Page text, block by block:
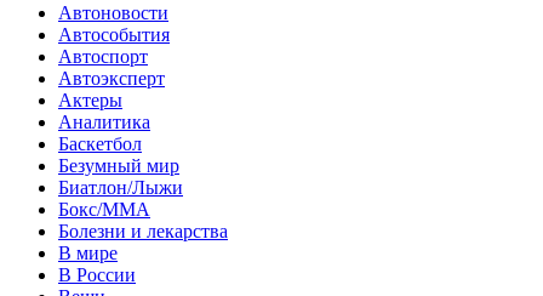
Автоновости
Автособытия
Автоспорт
Автоэксперт
Актеры
Аналитика
Баскетбол
Безумный мир
Биатлон/Лыжи
Бокс/MMA
Болезни и лекарства
В мире
В России